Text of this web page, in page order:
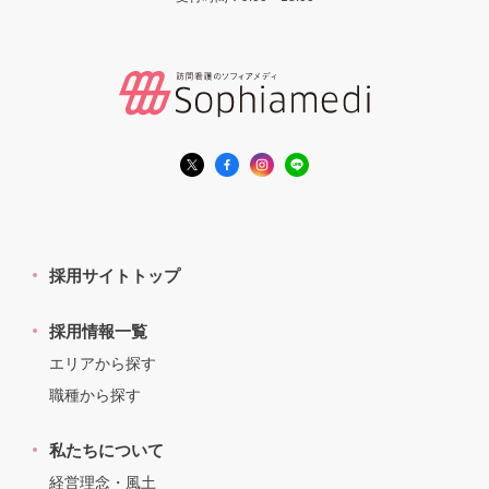
採用サイトトップ
採用情報一覧
エリアから探す
職種から探す
私たちについて
経営理念・風土